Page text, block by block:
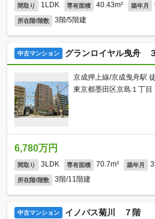
間取り 1LDK 専有面積 40.43m² 築年月
所在階/階数 3階/5階建
中古マンション グランロイヤル曳舟
京成押上線/京成曳舟駅
東京都墨田区京島１丁目
6,780万円
間取り 3LDK 専有面積 70.7m² 築年月
所在階/階数 3階/11階建
中古マンション イノバス菊川 ７階